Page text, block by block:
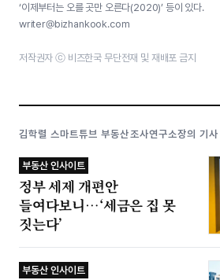
‘이제부터는 오를 곳만 오른다(2020)’ 등이 있다.
writer@bizhankook.com
저작권자 ⓒ 비즈한국 무단전재 및 재배포 금지
김학렬 스마트튜브 부동산조사연구소장의 기사
부동산 인사이트
정부 세제 개편안
들여다보니…‘세금은 집 못
짓는다’
부동산 인사이트